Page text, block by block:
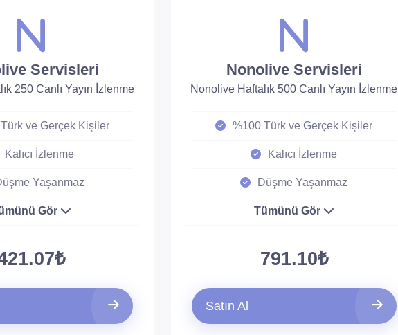
Servisleri
250 Canlı Yayın İzlenme
ve Gerçek Kişiler
Kalıcı İzlenme
Yaşanmaz
Gör
Nonolive Servisleri
Nonolive Haftalık 500 Canlı Yayın İzlenme
%100 Türk ve Gerçek Kişiler
Kalıcı İzlenme
Düşme Yaşanmaz
Tümünü Gör
791.10₺
Satın Al